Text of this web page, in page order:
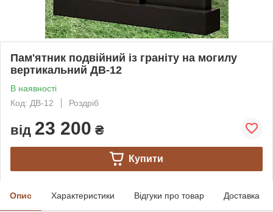
Пам'ятник подвійний із граніту на могилу
вертикальний ДВ-12
В наявності
Код: ДВ-12
Роздріб
від 23 200 ₴
Купити
Опис Характеристики Відгуки про товар Доставка